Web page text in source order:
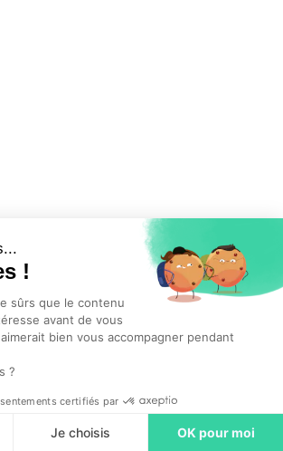
!
sûrs que le contenu
avant de vous
bien vous accompagner pendant
?
certifiés par
Je choisis OK pour moi
j'accepte que l'entreprise Hublo SAS conserve
pendant une durée de 2 ans afin d'être
opportunités. Par ailleurs, vous acceptez nos